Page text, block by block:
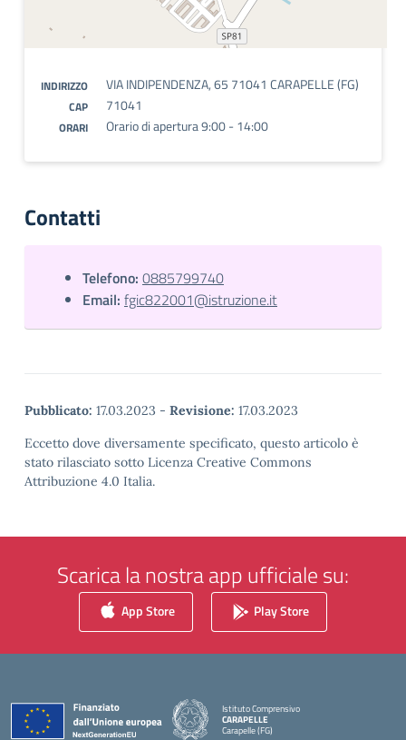
INDIRIZZO VIA INDIPENDENZA, 65 71041 CARAPELLE (FG)
CAP 71041
ORARI Orario di apertura 9:00 - 14:00
Contatti
Telefono: 0885799740
Email: fgic822001@istruzione.it
Pubblicato: 17.03.2023 - Revisione: 17.03.2023
Eccetto dove diversamente specificato, questo articolo è
stato rilasciato sotto Licenza Creative Commons
Attribuzione 4.0 Italia.
Scarica la nostra app ufficiale su:
App Store Play Store
Istituto Comprensivo
CARAPELLE
Carapelle (FG)